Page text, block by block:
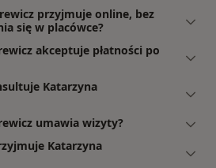
przyjmuje online, bez
się w placówce?
akceptuje płatności po
Katarzyna
umawia wizyty?
Katarzyna